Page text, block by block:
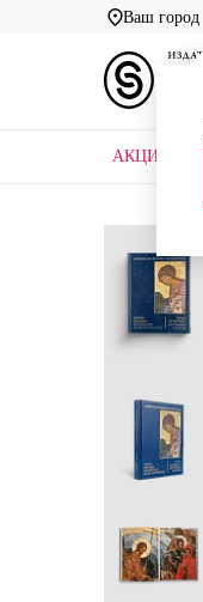
Ваш город
АКЦИИ